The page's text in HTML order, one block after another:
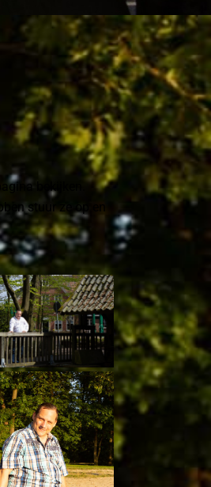
bekijken.
stuur ze op en